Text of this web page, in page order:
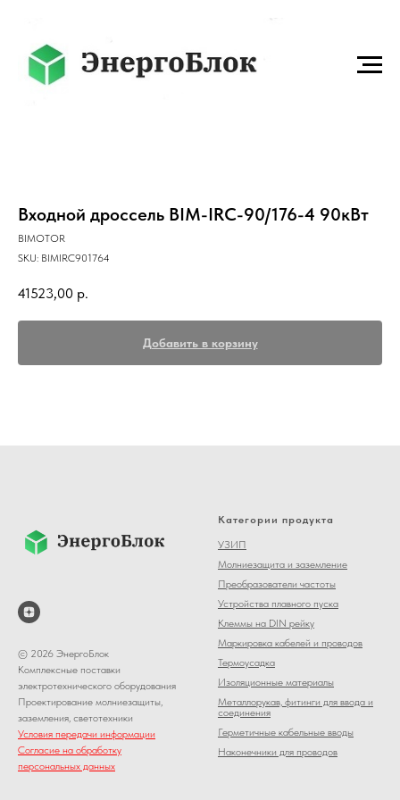
Входной дроссель BIM-IRC-90/176-4 90кВт
BIMOTOR
SKU: BIMIRC901764
41523,00 р.
Добавить в корзину
© 2026 ЭнергоБлок
Комплексные поставки
электротехнического оборудования
Проектирование молниезащиты,
заземления, светотехники
Условия передачи информации
Согласие на обработку
персональных данных
Категории продукта
УЗИП
Молниезащита и заземление
Преобразователи частоты
Устройства плавного пуска
Клеммы на DIN рейку
Маркировка кабелей и проводов
Термоусадка
Изоляционные материалы
Металлорукав, фитинги для ввода и
соединения
Герметичные кабельные вводы
Наконечники для проводов